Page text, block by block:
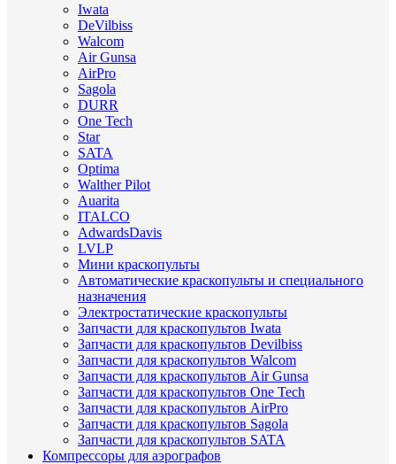
Iwata
DeVilbiss
Walcom
Air Gunsa
AirPro
Sagola
DURR
One Tech
Star
SATA
Optima
Walther Pilot
Auarita
ITALCO
AdwardsDavis
LVLP
Мини краскопульты
Автоматические краскопульты и специального
назначения
Электростатические краскопульты
Запчасти для краскопультов Iwata
Запчасти для краскопультов Devilbiss
Запчасти для краскопультов Walcom
Запчасти для краскопультов Air Gunsa
Запчасти для краскопультов One Tech
Запчасти для краскопультов AirPro
Запчасти для краскопультов Sagola
Запчасти для краскопультов SATA
Компрессоры для аэрографов